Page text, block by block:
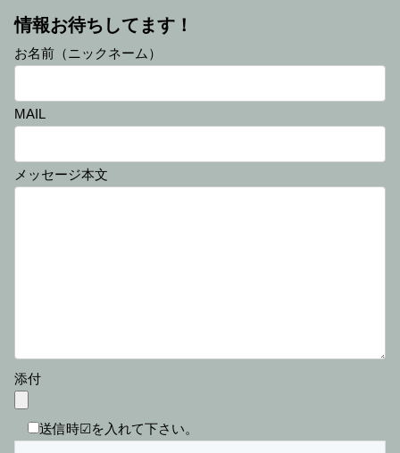
情報お待ちしてます！
お名前（ニックネーム）
MAIL
メッセージ本文
添付
送信時☑を入れて下さい。